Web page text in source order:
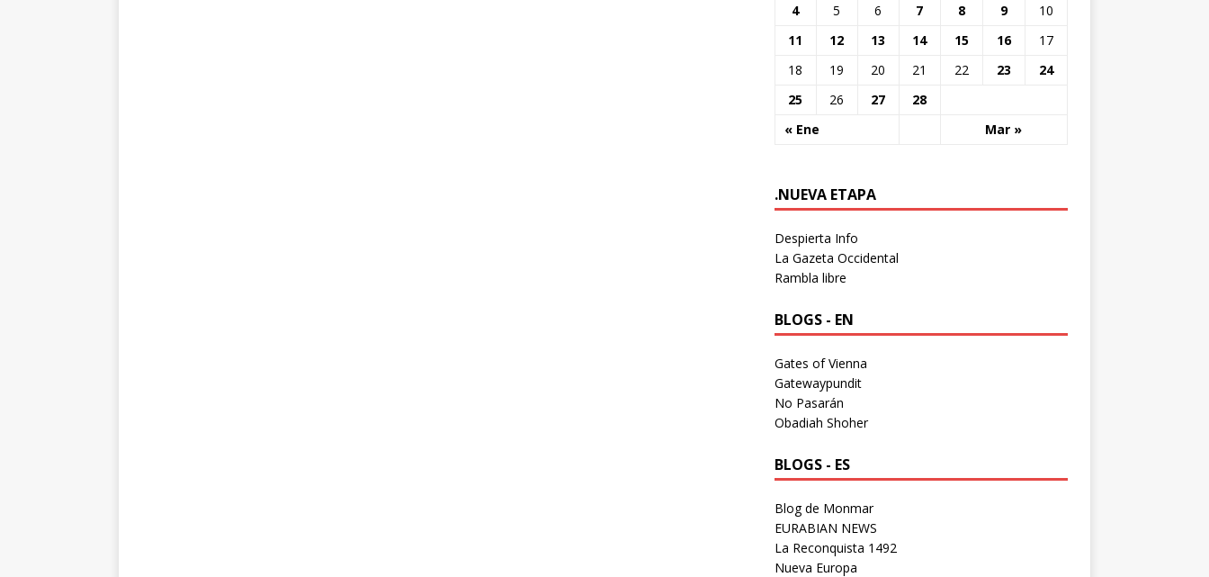
« Ene Mar »
4
5 6 7 8 9
10
11
12 13 14 15 16
17
18
19 20 21 22 23
24
25
26 27 28
.NUEVA ETAPA
Despierta Info
La Gazeta Occidental
Rambla libre
BLOGS - EN
Gates of Vienna
Gatewaypundit
No Pasarán
Obadiah Shoher
BLOGS - ES
Blog de Monmar
EURABIAN NEWS
La Reconquista 1492
Nueva Europa